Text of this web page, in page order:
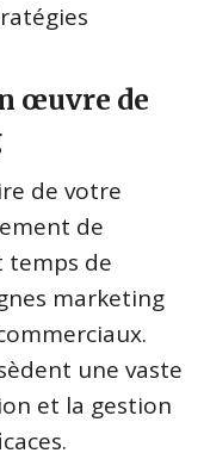
œuvre de
de votre
de
temps de
marketing
une vaste
et la gestion